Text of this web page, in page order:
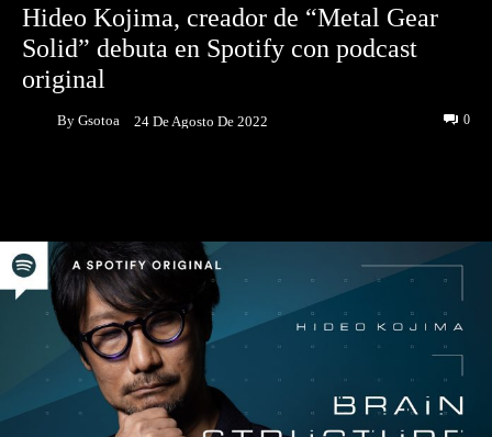
Hideo Kojima, creador de “Metal Gear
Solid” debuta en Spotify con podcast
original
By Gsotoa 24 De Agosto De 2022 0